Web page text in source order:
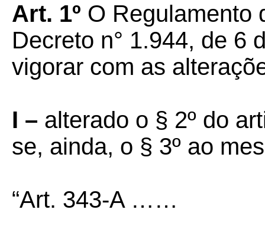
Art. 1º O Regulamento
Decreto n° 1.944, de 6
vigorar com as
I – alterado o § 2º do
se, ainda, o § 3º ao
“Art. 343-A ……